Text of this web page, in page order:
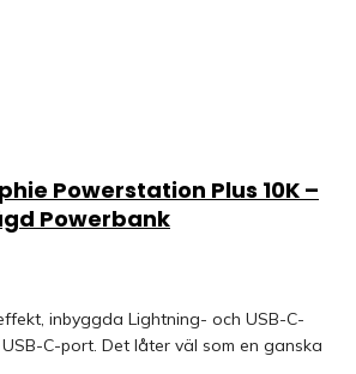
Powerstation Plus 10K –
Powerbank
inbyggda Lightning- och USB-C-
C-port. Det låter väl som en ganska